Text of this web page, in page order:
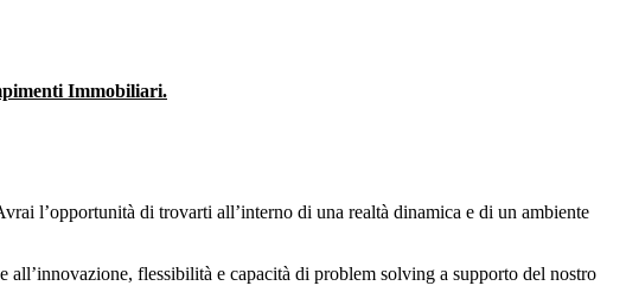
Immobiliari.
l’opportunità di trovarti all’interno di una realtà dinamica e di un ambiente
all’innovazione, flessibilità e capacità di problem solving a supporto del nostro